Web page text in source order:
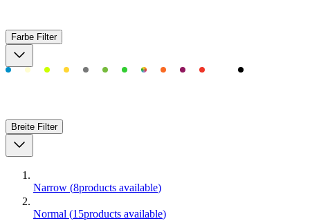
Farbe Filter
Breite Filter
Narrow (8products available)
Normal (15products available)